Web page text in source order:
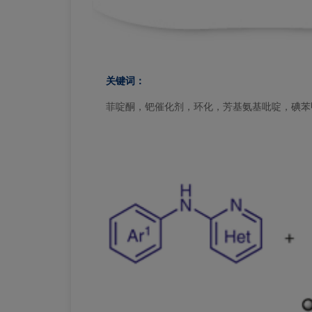
关键词：
菲啶酮，钯催化剂，环化，芳基氨基吡啶，碘